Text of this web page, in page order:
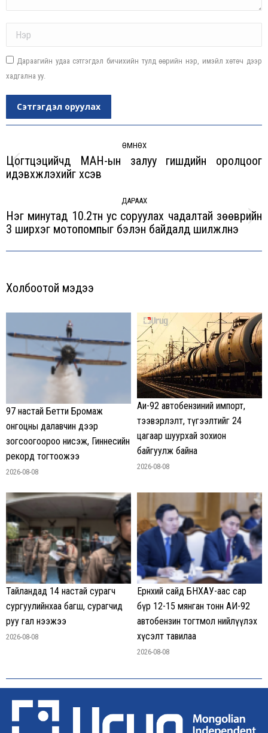
Дараагийн удаа сэтгэгдэл бичихийн тулд өөрийн нэр, имэйл хөтөч дээр
хадгална уу.
Сэтгэгдэл оруулах
ӨМНӨХ
Previous
Цогтцэцийчүүд МАН-ын залуу гишүүдийн оролцоог
идэвхжүүлэхийг хүсэв
ДАРААХ
Next
Нэг минутад 10.2тн ус соруулах чадалтай зөөврийн
3 ширхэг мотопомпыг бэлэн байдалд шилжүүлнэ
Холбоотой мэдээ
97 настай Бетти Бромаж
онгоцны далавчин дээр
зогсоогоороо нисэж, Гиннесийн
рекорд тогтоожээ
2026-08-08
Аи-92 автобензиний импорт,
тээвэрлэлт, түгээлтийг 24
цагаар шуурхай зохион
байгуулж байна
2026-08-08
Тайландад 14 настай сурагч
сургуулийнхаа багш, сурагчид
руу гал нээжээ
2026-08-08
Ерөнхий сайд БНХАУ-аас сар
бүр 12-15 мянган тонн АИ-92
автобензин тогтмол нийлүүлэх
хүсэлт тавилаа
2026-08-08